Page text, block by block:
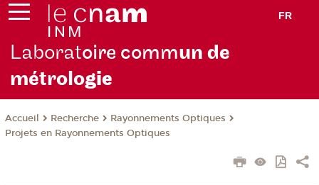
FR
Laboratoire commun de
métrologie
Accueil Recherche
Rayonnements Optiques
Projets en Rayonnements Optiques